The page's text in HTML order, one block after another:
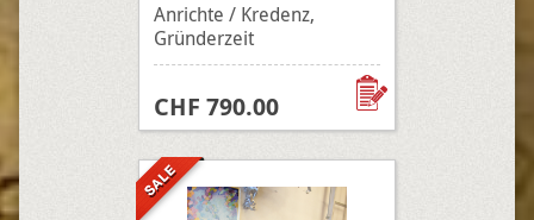
Anrichte / Kredenz,
Gründerzeit
CHF 790.00